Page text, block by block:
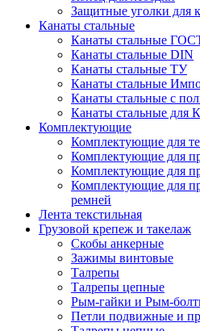
Защитные уголки для
Канаты стальные
Канаты стальные
Канаты стальные DIN
Канаты стальные ТУ
Канаты стальные
Канаты стальные с
Канаты стальные для
Комплектующие
Комплектующие для
Комплектующие для
Комплектующие для
Комплектующие для
ремней
Лента текстильная
Грузовой крепеж и такелаж
Скобы анкерные
Зажимы винтовые
Талрепы
Талрепы цепные
Рым-гайки и Рым-
Петли подвижные и